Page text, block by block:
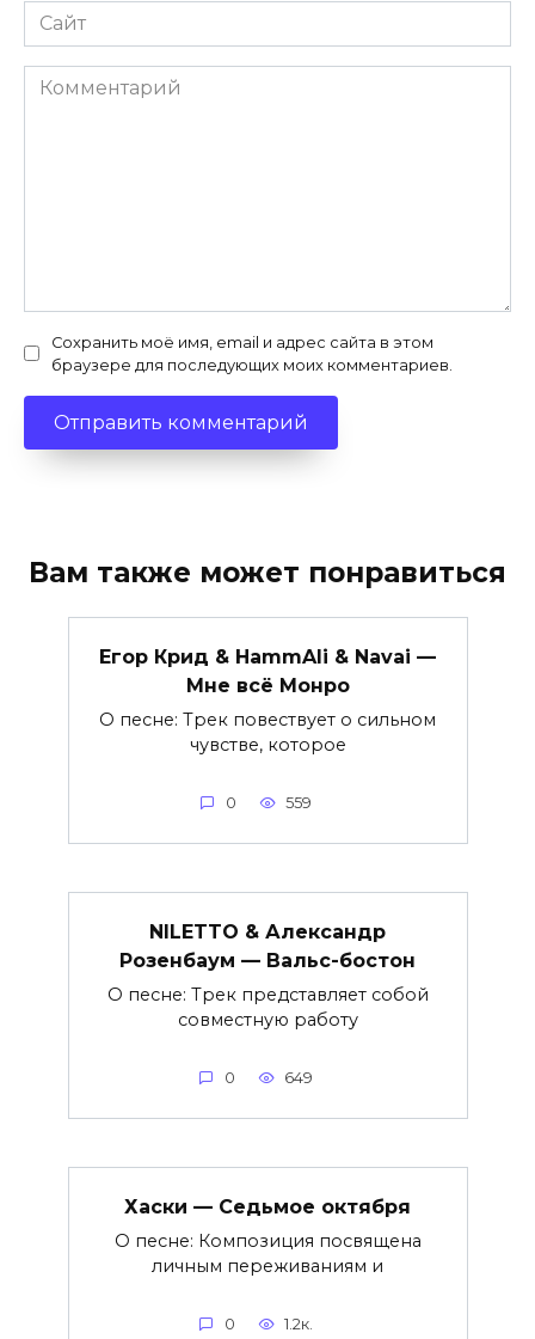
Сайт
Комментарий
Сохранить моё имя, email и адрес сайта в этом
браузере для последующих моих комментариев.
Вам также может понравиться
Егор Крид & HammAli & Navai —
Мне всё Монро
О песне: Трек повествует о сильном
чувстве, которое
0 559
NILETTO & Александр
Розенбаум — Вальс-бостон
О песне: Трек представляет собой
совместную работу
0 649
Хаски — Седьмое октября
О песне: Композиция посвящена
личным переживаниям и
0 1.2к.